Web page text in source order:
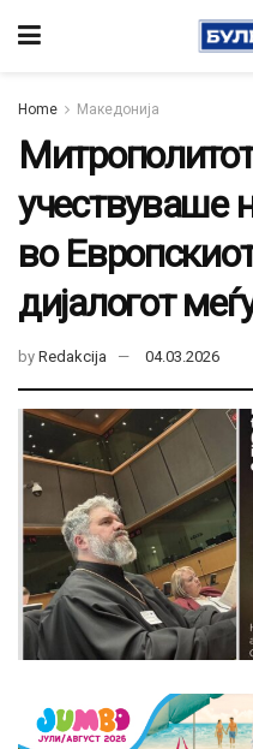
Home Македонија
Митрополитот
учествуваше
во
дијалогот
by Redakcija 04.03.2026